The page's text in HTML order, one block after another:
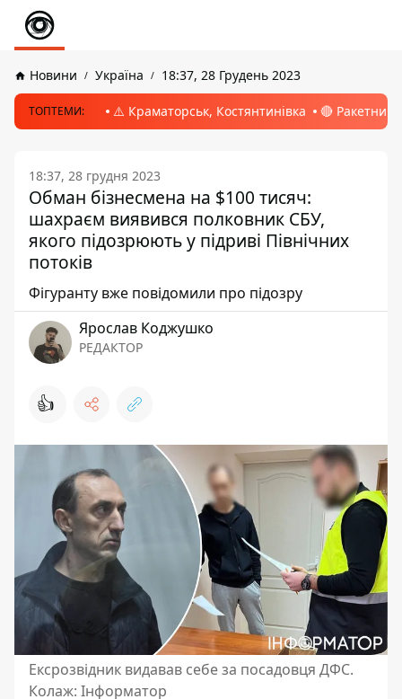
Новини Україна 18:37, 28 Грудень 2023
ТОПТЕМИ: ⚠️ Краматорськ, Костянтинівка 🔴 Ракетний
18:37, 28 грудня 2023
Обман бізнесмена на $100 тисяч:
шахраєм виявився полковник СБУ,
якого підозрюють у підриві Північних
потоків
Фігуранту вже повідомили про підозру
Ярослав Коджушко
РЕДАКТОР
👍
Ексрозвідник видавав себе за посадовця ДФС.
Колаж: Інформатор